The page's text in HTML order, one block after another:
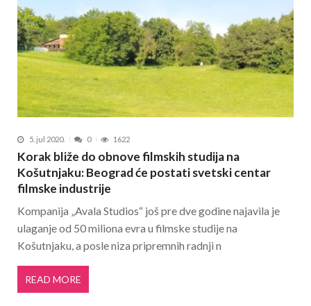
5. jul 2020. 0 1622
Korak bliže do obnove filmskih studija na
Košutnjaku: Beograd će postati svetski centar
filmske industrije
Kompanija „Avala Studios“ još pre dve godine najavila je
ulaganje od 50 miliona evra u filmske studije na
Košutnjaku, a posle niza pripremnih radnji n
READ MORE